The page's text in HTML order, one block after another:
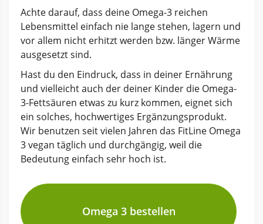
Achte darauf, dass deine Omega-3 reichen
Lebensmittel einfach nie lange stehen, lagern und
vor allem nicht erhitzt werden bzw. länger Wärme
ausgesetzt sind.
Hast du den Eindruck, dass in deiner Ernährung
und vielleicht auch der deiner Kinder die Omega-
3-Fettsäuren etwas zu kurz kommen, eignet sich
ein solches, hochwertiges Ergänzungsprodukt.
Wir benutzen seit vielen Jahren das FitLine Omega
3 vegan täglich und durchgängig, weil die
Bedeutung einfach sehr hoch ist.
Omega 3 bestellen